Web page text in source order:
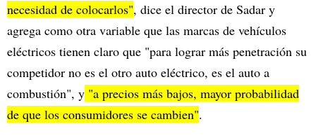
necesidad de colocarlos", dice el director de Sadar y
agrega como otra variable que las marcas de vehículos
eléctricos tienen claro que "para lograr más penetración su
competidor no es el otro auto eléctrico, es el auto a
combustión", y "a precios más bajos, mayor probabilidad
de que los consumidores se cambien".